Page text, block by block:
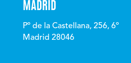
MADRID
Pº de la Castellana, 256, 6º
Madrid 28046